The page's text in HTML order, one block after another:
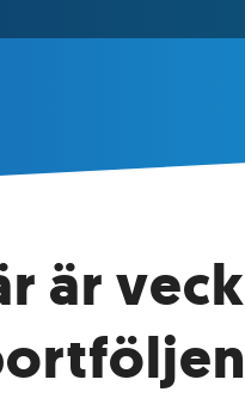
är